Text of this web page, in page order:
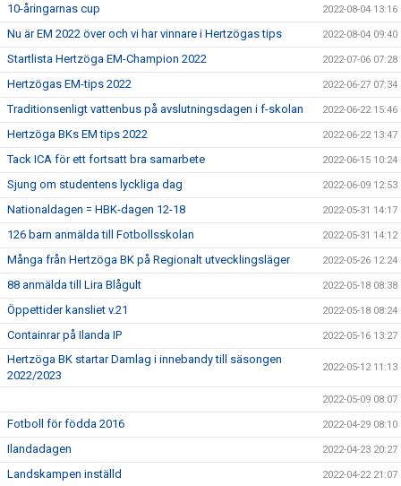
10-åringarnas cup 2022-08-04 13:16
Nu är EM 2022 över och vi har vinnare i Hertzögas tips 2022-08-04 09:40
Startlista Hertzöga EM-Champion 2022 2022-07-06 07:28
Hertzögas EM-tips 2022 2022-06-27 07:34
Traditionsenligt vattenbus på avslutningsdagen i f-skolan 2022-06-22 15:46
Hertzöga BKs EM tips 2022 2022-06-22 13:47
Tack ICA för ett fortsatt bra samarbete 2022-06-15 10:24
Sjung om studentens lyckliga dag 2022-06-09 12:53
Nationaldagen = HBK-dagen 12-18 2022-05-31 14:17
126 barn anmälda till Fotbollsskolan 2022-05-31 14:12
Många från Hertzöga BK på Regionalt utvecklingsläger 2022-05-26 12:24
88 anmälda till Lira Blågult 2022-05-18 08:38
Öppettider kansliet v.21 2022-05-18 08:24
Containrar på Ilanda IP 2022-05-16 13:27
Hertzöga BK startar Damlag i innebandy till säsongen
2022/2023
2022-05-12 11:13
2022-05-09 08:07
Fotboll för födda 2016 2022-04-29 08:10
Ilandadagen 2022-04-23 20:27
Landskampen inställd 2022-04-22 21:07